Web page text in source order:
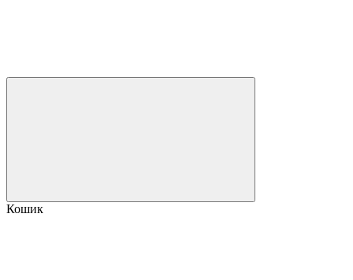
Кошик